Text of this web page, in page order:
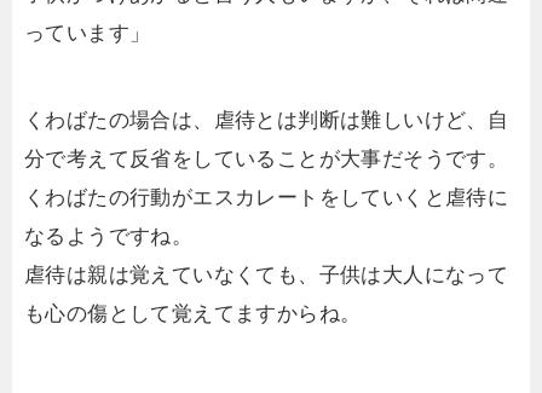
っています」
くわばたの場合は、虐待とは判断は難しいけど、自
分で考えて反省をしていることが大事だそうです。
くわばたの行動がエスカレートをしていくと虐待に
なるようですね。
虐待は親は覚えていなくても、子供は大人になって
も心の傷として覚えてますからね。